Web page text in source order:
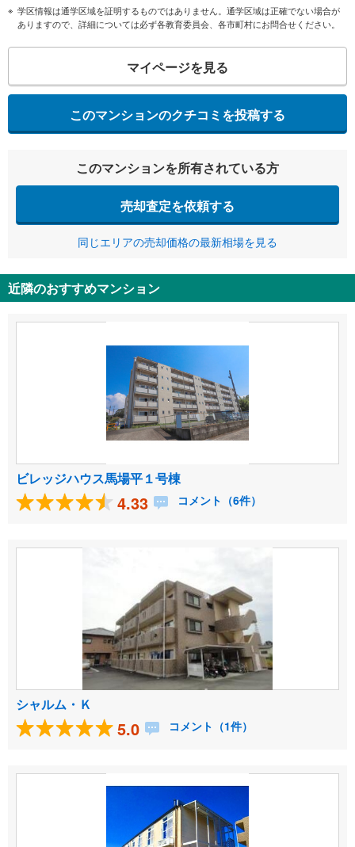
学区情報は通学区域を証明するものではありません。通学区域は正確でない場合が
ありますので、詳細については必ず各教育委員会、各市町村にお問合せください。
マイページを見る
このマンションのクチコミを投稿する
このマンションを所有されている方
売却査定を依頼する
同じエリアの売却価格の最新相場を見る
近隣のおすすめマンション
ビレッジハウス馬場平１号棟
4.33 コメント（6件）
シャルム・Ｋ
5.0 コメント（1件）